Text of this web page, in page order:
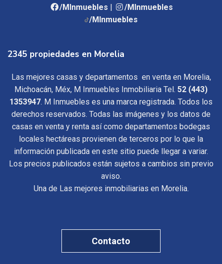
/MInmuebles |
/MInmuebles
/MInmuebles
2345 propiedades en Morelia
Las mejores casas y departamentos en venta en Morelia,
Michoacán, Méx, M Inmuebles Inmobiliaria Tel. 52 (443)
1353947. M Inmuebles es una marca registrada. Todos los
derechos reservados. Todas las imágenes y los datos de
casas en venta y renta así como departamentos bodegas
locales hectáreas provienen de terceros por lo que la
información publicada en este sitio puede llegar a variar.
Los precios publicados están sujetos a cambios sin previo
aviso.
Una de Las mejores inmobiliarias en Morelia.